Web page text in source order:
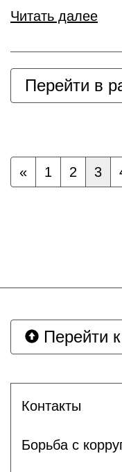
Читать далее
Перейти в
« 1 2 3
Перейти
Контакты
Борьба с